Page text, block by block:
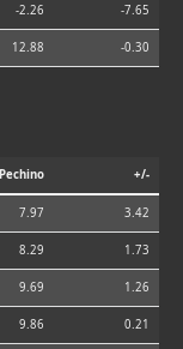
-2.26 -7.65
12.88 -0.30
Pechino +/-
7.97 3.42
8.29 1.73
9.69 1.26
9.86 0.21